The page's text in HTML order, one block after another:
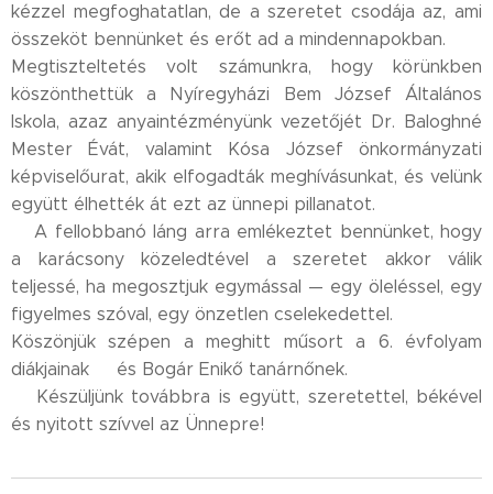
kézzel megfoghatatlan, de a szeretet csodája az, ami
összeköt bennünket és erőt ad a mindennapokban.🤍
Megtiszteltetés volt számunkra, hogy körünkben
köszönthettük a Nyíregyházi Bem József Általános
Iskola, azaz anyaintézményünk vezetőjét Dr. Baloghné
Mester Évát, valamint Kósa József önkormányzati
képviselőurat, akik elfogadták meghívásunkat, és velünk
együtt élhették át ezt az ünnepi pillanatot.🙏
🕯️A fellobbanó láng arra emlékeztet bennünket, hogy
a karácsony közeledtével a szeretet akkor válik
teljessé, ha megosztjuk egymással — egy öleléssel, egy
figyelmes szóval, egy önzetlen cselekedettel.
Köszönjük szépen a meghitt műsort a 6. évfolyam
diákjainak🤍 és Bogár Enikő tanárnőnek.✨
💙Készüljünk továbbra is együtt, szeretettel, békével
és nyitott szívvel az Ünnepre!🎄